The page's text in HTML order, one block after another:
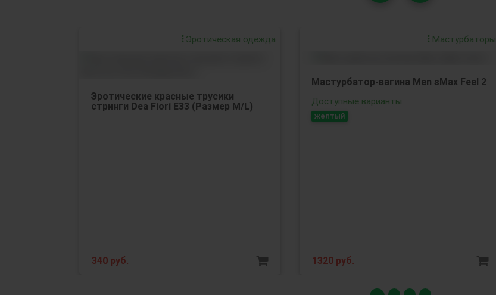
Эротическая одежда
Эротические красные трусики
стринги Dea Fiori Е33 (Размер M/L)
340 руб.
Мастурбаторы
Мастурбатор-вагина Men sMax Feel 2
Доступные варианты:
желтый
1320 руб.